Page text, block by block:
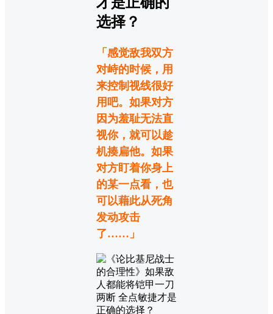
「感觉敌我双方
对峙的时候，用
来控制视线很好
用吧。如果对方
因为羞耻无法直
视你，就可以趁
机揍扁他。如果
对方盯着你身上
的某一点看，也
可以藉此从死角
发动攻击
了……」